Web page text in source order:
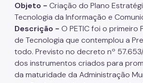
Objeto - Criação do Plano
Tecnologia da Informação e
Descrição - O PETIC foi o primeiro
de Tecnologia que contemplou a
todo. Previsto no decreto nº
dos instrumentos criados para
da maturidade da Administração